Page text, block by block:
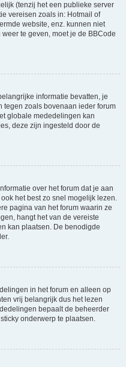
(tenzij het een publieke server
vereisen zoals in: Hotmail of
website, enz. kunnen niet
te geven, moet je de BBCode
informatie bevatten, je
tegen zoals bovenaan ieder forum
globale mededelingen kan
deze zijn ingesteld door de
over het forum dat je aan
het best zo snel mogelijk lezen.
pagina van het forum waarin ze
hangt het van de vereiste
kan plaatsen. De benodigde
in het forum en alleen op
vrij belangrijk dus het lezen
bepaalt de beheerder
onderwerp te plaatsen.